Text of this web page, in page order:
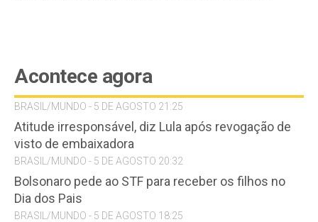
Acontece agora
BRASIL/MUNDO - 5 DE AGOSTO 21:25
Atitude irresponsável, diz Lula após revogação de
visto de embaixadora
BRASIL/MUNDO - 5 DE AGOSTO 20:32
Bolsonaro pede ao STF para receber os filhos no
Dia dos Pais
BRASIL/MUNDO - 5 DE AGOSTO 18:25